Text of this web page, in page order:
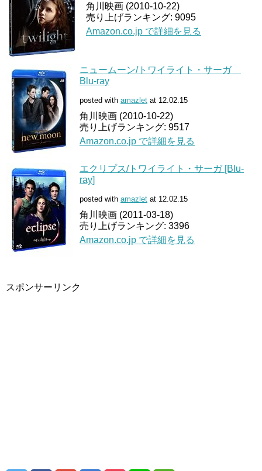
角川映画 (2010-10-22)
売り上げランキング: 9095
Amazon.co.jp で詳細を見る
ニュームーン/トワイライト・サーガ
Blu-ray
posted with amazlet at 12.02.15
角川映画 (2010-10-22)
売り上げランキング: 9517
Amazon.co.jp で詳細を見る
エクリプス/トワイライト・サーガ [Blu-
ray]
posted with amazlet at 12.02.15
角川映画 (2011-03-18)
売り上げランキング: 3396
Amazon.co.jp で詳細を見る
スポンサーリンク